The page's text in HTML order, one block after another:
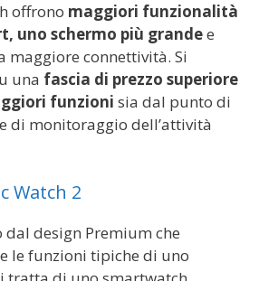
offrono maggiori funzionalità
uno schermo più grandee
maggiore connettività. Si
una fascia di prezzo superiore
funzioni sia dal punto di
di monitoraggio dell’attività
Watch 2
design Premium che
le funzioni tipiche di uno